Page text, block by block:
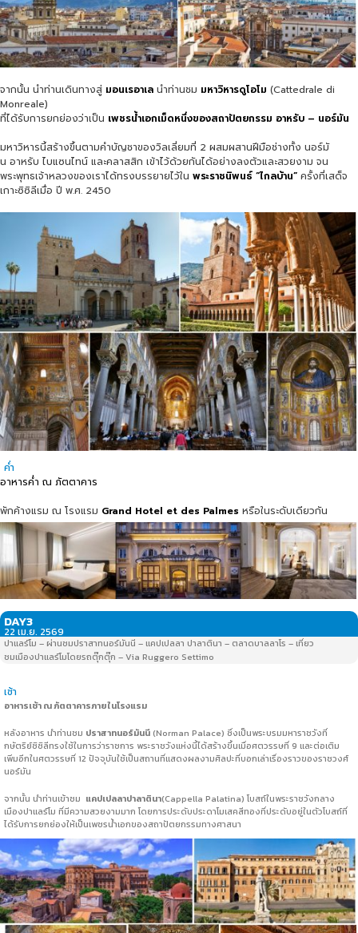
จากนั้น นำท่านเดินทางสู่ มอนเรอาเล นำท่านชม มหาวิหารดูโอโม (Cattedrale di
Monreale)
ที่ได้รับการยกย่องว่าเป็น เพชรน้ำเอกเม็ดหนึ่งของสถาปัตยกรรม อาหรับ – นอร์มัน
มหาวิหารนี้สร้างขึ้นตามคำบัญชาของวิลเลี่ยมที่ 2 ผสมผสานฝีมือช่างทั้ง นอร์มั
น อาหรับ ไบแซนไทน์ และคลาสสิก เข้าไว้ด้วยกันได้อย่างลงตัวและสวยงาม จน
พระพุทธเจ้าหลวงของเราได้ทรงบรรยายไว้ใน พระราชนิพนธ์ “ไกลบ้าน” ครั้งที่เสด็จ
เกาะซิซิลีเมื่อ ปี พ.ศ. 2450
ค่ำ
อาหารค่ำ ณ ภัตตาคาร
พักค้างแรม ณ โรงแรม Grand Hotel et des Palmes หรือในระดับเดียวกัน
DAY3
22 เม.ย. 2569
ปาแลร์โม – ผ่านชมปราสาทนอร์มันนี – แคปเปลลา ปาลาตินา – ตลาดบาลลาโร – เที่ยว
ชมเมืองปาแลร์โมโดยรถตุ๊กตุ๊ก – Via Ruggero Settimo
เช้า
อาหารเช้า ณ ภัตตาคารภายในโรงแรม
หลังอาหาร นำท่านชม ปราสาทนอร์มันนี (Norman Palace) ซึ่งเป็นพระบรมมหาราชวังที่
กษัตริย์ซิซิลีทรงใช้ในการว่าราชการ พระราชวังแห่งนี้ได้สร้างขึ้นเมื่อศตวรรษที่ 9 และต่อเติม
เพิ่มอีกในศตวรรษที่ 12 ปัจจุบันใช้เป็นสถานที่แสดงผลงามศิลปะที่บอกเล่าเรื่องราวของราชวงศ์
นอร์มัน
จากนั้น นำท่านเข้าชม แคปเปลลาปาลาตินา(Cappella Palatina) โบสถ์ในพระราชวังกลาง
เมืองปาแลร์โม ที่มีความสวยงามมาก โดยการประดับประดาโมเสคสีทองที่ประดับอยู่ในตัวโบสถ์ที่
ได้รับการยกย่องให้เป็นเพชรน้ำเอกของสถาปัตยกรรมทางศาสนา